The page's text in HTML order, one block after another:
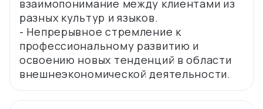
взаимопонимание между клиентами из
разных культур и языков.
- Непрерывное стремление к
профессиональному развитию и
освоению новых тенденций в области